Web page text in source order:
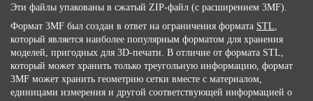
Эти файлы упакованы в сжатый ZIP-файл (с расширением 3MF).
Формат 3MF был создан в ответ на ограничения формата STL,
который является наиболее популярным форматом для хранения
моделей, пригодных для 3D-печати. В отличие от формата STL,
который может хранить только треугольную информацию, формат
3MF может хранить геометрию сетки вместе с материалом,
единицами измерения и другой соответствующей информацией о